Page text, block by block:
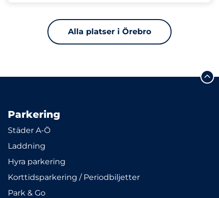
Alla platser i Örebro
Parkering
Städer A-Ö
Laddning
Hyra parkering
Korttidsparkering / Periodbiljetter
Park & Go